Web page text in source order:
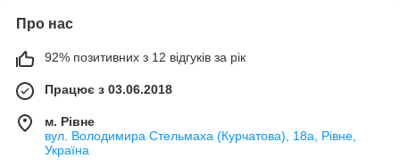
Про нас
92% позитивних з 12 відгуків за рік
Працює з 03.06.2018
м. Рівне
вул. Володимира Стельмаха (Курчатова), 18а, Рівне,
Україна